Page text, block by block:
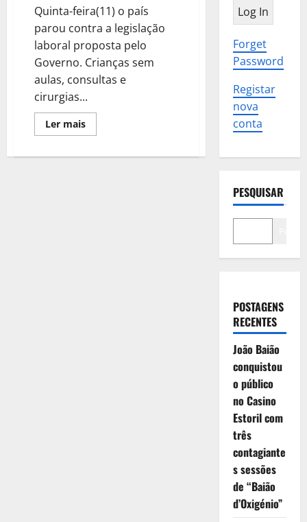
Quinta-feira(11) o país
parou contra a legislação
laboral proposta pelo
Governo. Crianças sem
aulas, consultas e
cirurgias...
Ler maisLeia
mais
saúde
Forget
Password
Registar
nova
conta
PESQUISAR
POSTAGENS
RECENTES
João Baião
conquistou
o público
no Casino
Estoril com
três
contagiante
s sessões
de “Baião
d’Oxigénio”